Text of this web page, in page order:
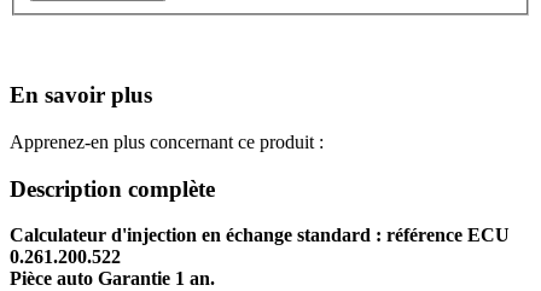
En savoir plus
Apprenez-en plus concernant ce produit :
Description complète
Calculateur d'injection en échange standard : référence ECU
0.261.200.522
Pièce auto Garantie 1 an.